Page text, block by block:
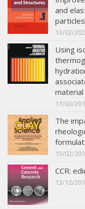
and
particles
13/02/
Using
material
11/03/
The
15/02/
CCR:
13/12/